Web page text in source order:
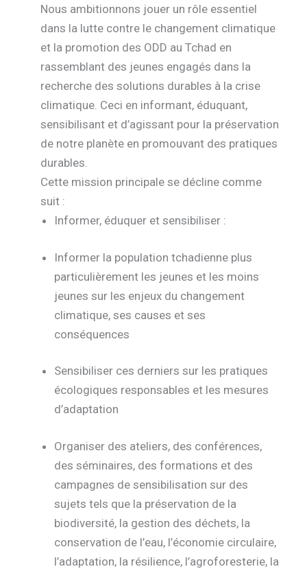
Nous ambitionnons jouer un rôle essentiel
dans la lutte contre le changement climatique
et la promotion des ODD au Tchad en
rassemblant des jeunes engagés dans la
recherche des solutions durables à la crise
climatique. Ceci en informant, éduquant,
sensibilisant et d’agissant pour la préservation
de notre planète en promouvant des pratiques
durables.
Cette mission principale se décline comme
suit :
Informer, éduquer et sensibiliser :
Informer la population tchadienne plus
particulièrement les jeunes et les moins
jeunes sur les enjeux du changement
climatique, ses causes et ses
conséquences
Sensibiliser ces derniers sur les pratiques
écologiques responsables et les mesures
d’adaptation
Organiser des ateliers, des conférences,
des séminaires, des formations et des
campagnes de sensibilisation sur des
sujets tels que la préservation de la
biodiversité, la gestion des déchets, la
conservation de l’eau, l’économie circulaire,
l’adaptation, la résilience, l’agroforesterie, la